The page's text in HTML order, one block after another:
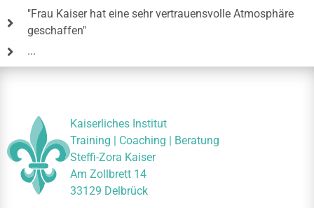
"Frau Kaiser hat eine sehr vertrauensvolle Atmosphäre
geschaffen"
...
Kaiserliches Institut
Training | Coaching | Beratung
Steffi-Zora Kaiser
Am Zollbrett 14
33129 Delbrück